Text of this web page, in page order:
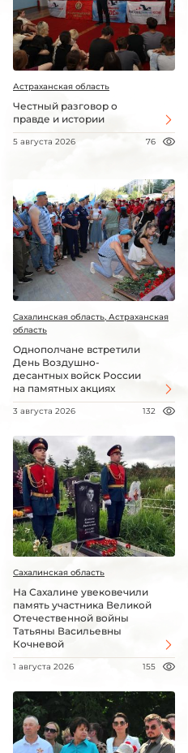
Астраханская область
Честный разговор о
правде и истории
5 августа 2026 76
Сахалинская область, Астраханская
область
Однополчане встретили
День Воздушно-
десантных войск России
на памятных акциях
3 августа 2026 132
Сахалинская область
На Сахалине увековечили
память участника Великой
Отечественной войны
Татьяны Васильевны
Кочневой
1 августа 2026 155